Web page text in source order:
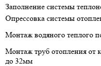
Заполнение системы
Опрессовка системы
Монтаж водяного теплого
Монтаж труб отопления от
до 32мм